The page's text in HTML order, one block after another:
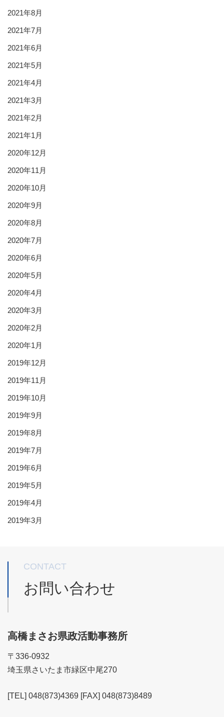
2021年8月
2021年7月
2021年6月
2021年5月
2021年4月
2021年3月
2021年2月
2021年1月
2020年12月
2020年11月
2020年10月
2020年9月
2020年8月
2020年7月
2020年6月
2020年5月
2020年4月
2020年3月
2020年2月
2020年1月
2019年12月
2019年11月
2019年10月
2019年9月
2019年8月
2019年7月
2019年6月
2019年5月
2019年4月
2019年3月
CONTACT
お問い合わせ
高橋まさお県政活動事務所
〒336-0932
埼玉県さいたま市緑区中尾270
[TEL] 048(873)4369 [FAX] 048(873)8489